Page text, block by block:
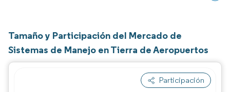
Tamaño y Participación del Mercado de
Sistemas de Manejo en Tierra de Aeropuertos
Participación